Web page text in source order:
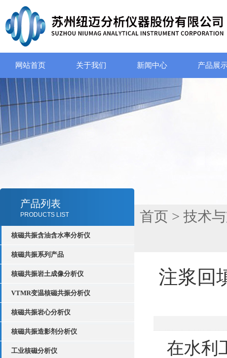
网站首页 关于我们 新闻中心 产品展
产品列表
PRODUCTS LIST
核磁共振含油含水率分析仪
核磁共振系列产品
核磁共振岩土成像分析仪
VTMR变温核磁共振分析仪
核磁共振岩心分析仪
核磁共振造影剂分析仪
工业核磁分析仪
首页 > 技术
注浆回
在水利